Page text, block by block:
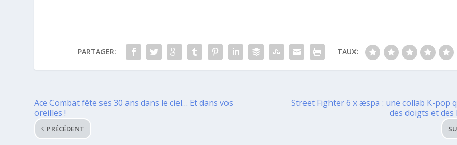
PARTAGER: TAUX:
Ace Combat fête ses 30 ans dans le ciel… Et dans vos
oreilles !
PRÉCÉDENT
Street Fighter 6 x æspa : une collab K-pop
des doigts et